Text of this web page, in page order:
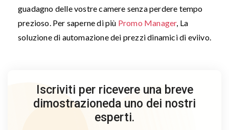
guadagno delle vostre camere senza perdere tempo
prezioso. Per saperne di più Promo Manager, La
soluzione di automazione dei prezzi dinamici di eviivo.
Iscriviti per ricevere una breve
dimostrazioneda uno dei nostri
esperti.